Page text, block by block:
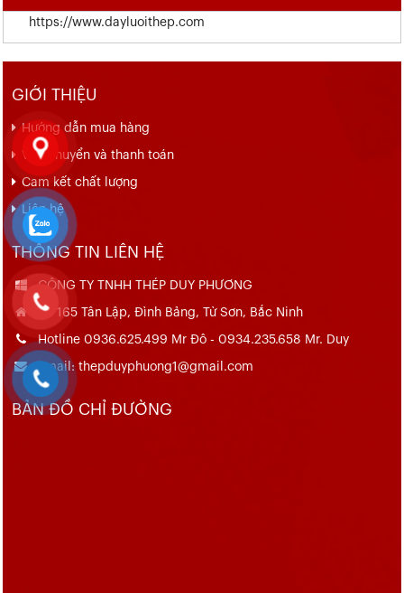
https://www.dayluoithep.com
GIỚI THIỆU
Hướng dẫn mua hàng
Vận chuyển và thanh toán
Cam kết chất lượng
Liên hệ
THÔNG TIN LIÊN HỆ
CÔNG TY TNHH THÉP DUY PHƯƠNG
Số 165 Tân Lập, Đình Bảng, Từ Sơn, Bắc Ninh
Hotline 0936.625.499 Mr Đô - 0934.235.658 Mr. Duy
Email: thepduyphuong1@gmail.com
BẢN ĐỒ CHỈ ĐƯỜNG